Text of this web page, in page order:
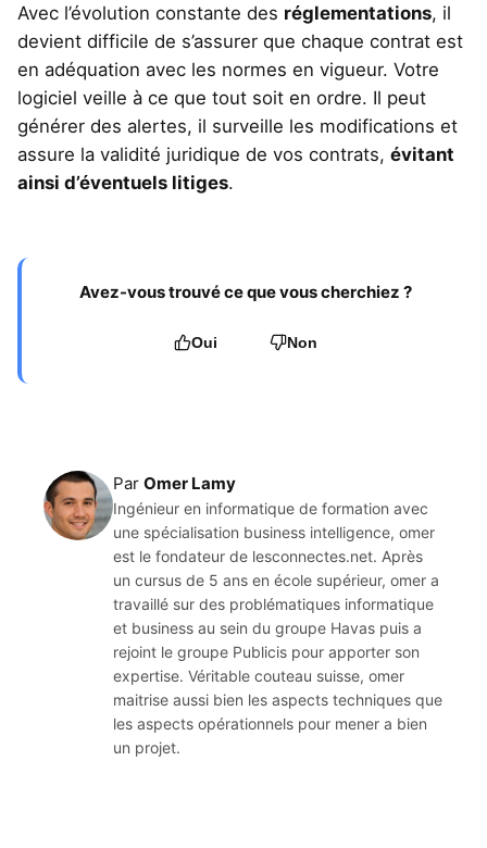
Avec l’évolution constante des réglementations, il
devient difficile de s’assurer que chaque contrat est
en adéquation avec les normes en vigueur. Votre
logiciel veille à ce que tout soit en ordre. Il peut
générer des alertes, il surveille les modifications et
assure la validité juridique de vos contrats, évitant
ainsi d’éventuels litiges.
Avez-vous trouvé ce que vous cherchiez ?
Oui Non
Par Omer Lamy
Ingénieur en informatique de formation avec
une spécialisation business intelligence, omer
est le fondateur de lesconnectes.net. Après
un cursus de 5 ans en école supérieur, omer a
travaillé sur des problématiques informatique
et business au sein du groupe Havas puis a
rejoint le groupe Publicis pour apporter son
expertise. Véritable couteau suisse, omer
maitrise aussi bien les aspects techniques que
les aspects opérationnels pour mener a bien
un projet.